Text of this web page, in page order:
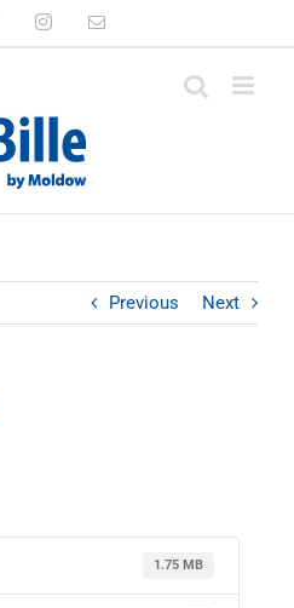
FacebookInstagramEmail
Previous Next
1.75 MB